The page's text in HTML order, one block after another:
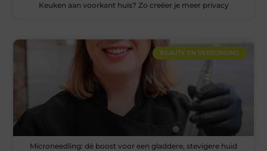
Keuken aan voorkant huis? Zo creëer je meer privacy
BEAUTY EN VERZORGING
Microneedling: dé boost voor een gladdere, stevigere huid